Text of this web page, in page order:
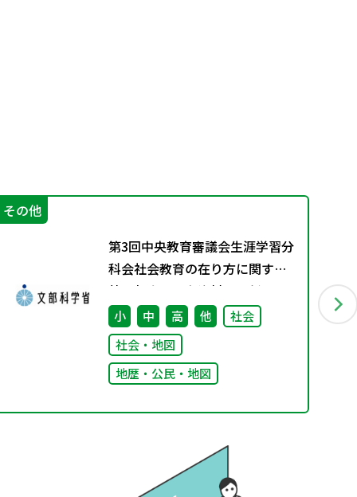
その他
第3回中央教育審議会生涯学習分
科会社会教育の在り方に関する
特別部会の配布資料を更新しま
した
小 中 高 他
社会
社会・地図
地歴・公民・地図